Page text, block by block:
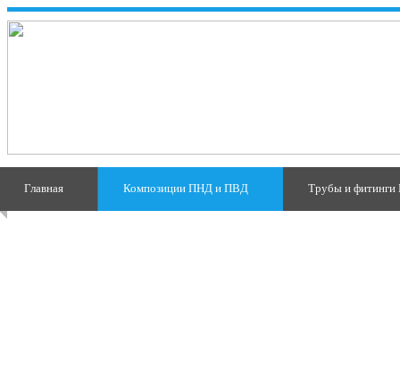
Главная Композиции ПНД и ПВД Трубы и